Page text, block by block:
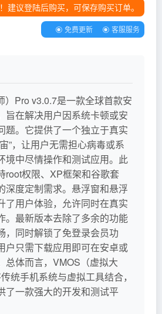
建议登陆后购买，可保存购买订单。
免费更新 客服服务
）Pro v3.0.7是一款全球首款安
旨在解决用户因系统卡顿或安
题。它提供了一个独立于真实
”，让用户无需担心病毒或系
境中尽情操作和测试应用。此
root权限、XP框架和谷歌套
深度定制需求。悬浮窗和悬浮
了用户体验，允许同时在真实
。最新版本去除了多余的功能
，同时解锁了免登录会员功
户只需下载应用即可在安卓或
总体而言，VMOS（虚拟大
统手机系统与虚拟工具结合，
了一款强大的开发和测试平